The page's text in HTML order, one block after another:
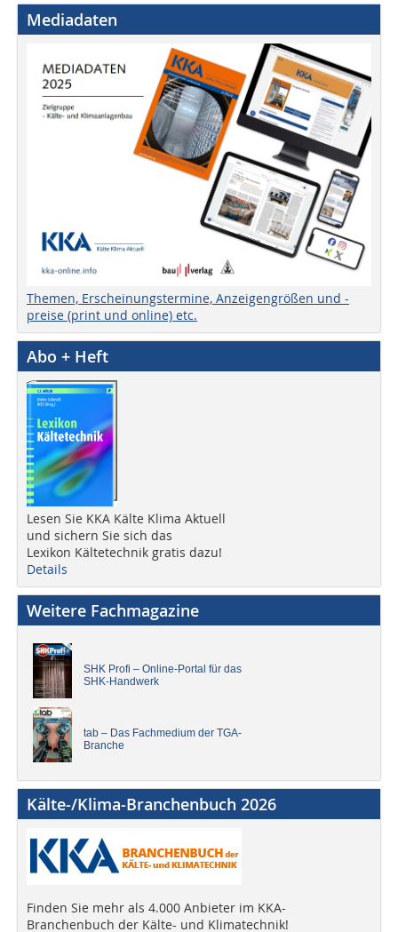
Mediadaten
Themen, Erscheinungstermine, Anzeigengrößen und -
preise (print und online) etc.
Abo + Heft
Lesen Sie KKA Kälte Klima Aktuell
und sichern Sie sich das
Lexikon Kältetechnik gratis dazu!
Details
Weitere Fachmagazine
SHK Profi – Online-Portal für das
SHK-Handwerk
tab – Das Fachmedium der TGA-
Branche
Kälte-/Klima-Branchenbuch 2026
Finden Sie mehr als 4.000 Anbieter im KKA-
Branchenbuch der Kälte- und Klimatechnik!